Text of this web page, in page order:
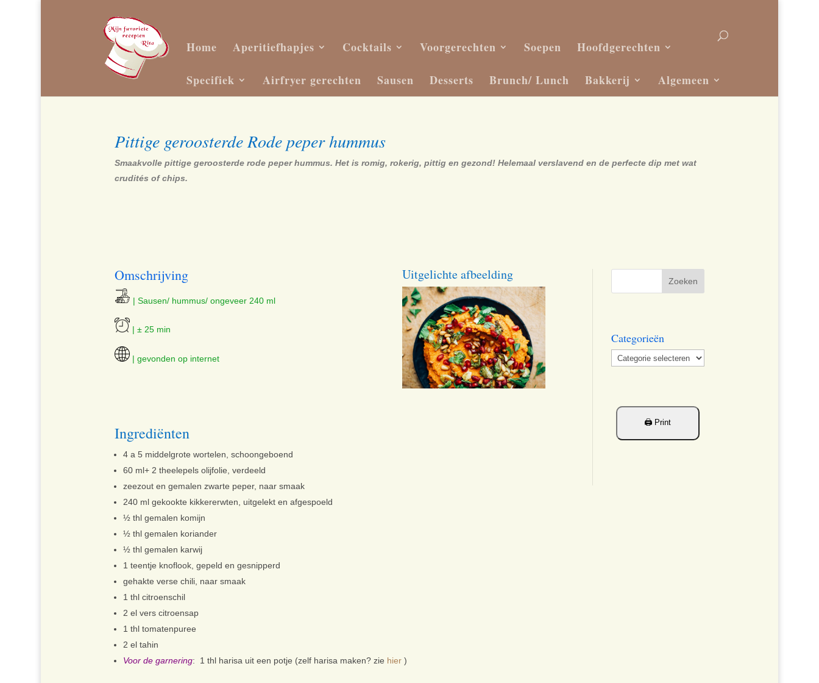
Home Aperitiefhapjes Cocktails Voorgerechten Soepen Hoofdgerechten
Specifiek Airfryer gerechten Sausen Desserts Brunch/ Lunch Bakkerij Algemeen
Pittige geroosterde Rode peper hummus
Smaakvolle pittige geroosterde rode peper hummus. Het is romig, rokerig, pittig en gezond! Helemaal verslavend en de perfecte dip met wat
crudités of chips.
Omschrijving
| Sausen/ hummus/ ongeveer 240 ml
| ± 25 min
| gevonden op internet
Uitgelichte afbeelding
Ingrediënten
4 a 5 middelgrote wortelen, schoongeboend
60 ml+ 2 theelepels olijfolie, verdeeld
zeezout en gemalen zwarte peper, naar smaak
240 mlgekookte kikkererwten, uitgelekt en afgespoeld
½thlgemalen komijn
½thlgemalen koriander
½thlgemalen karwij
1teentje knoflook, gepeld en gesnipperd
gehakte verse chili, naar smaak
1thlcitroenschil
2elvers citroensap
1thltomatenpuree
2eltahin
Voor de garnering: 1 thl harisa uit een potje (zelf harisa maken? zie hier )
Categorieën
Categorieën